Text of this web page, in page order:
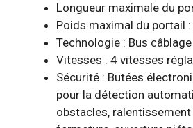
Longueur maximale du
Poids maximal du portail
Technologie : Bus
Vitesses : 4 vitesses
Sécurité : Butées
pour la détection
obstacles,